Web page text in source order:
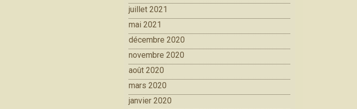
juillet 2021
mai 2021
décembre 2020
novembre 2020
août 2020
mars 2020
janvier 2020